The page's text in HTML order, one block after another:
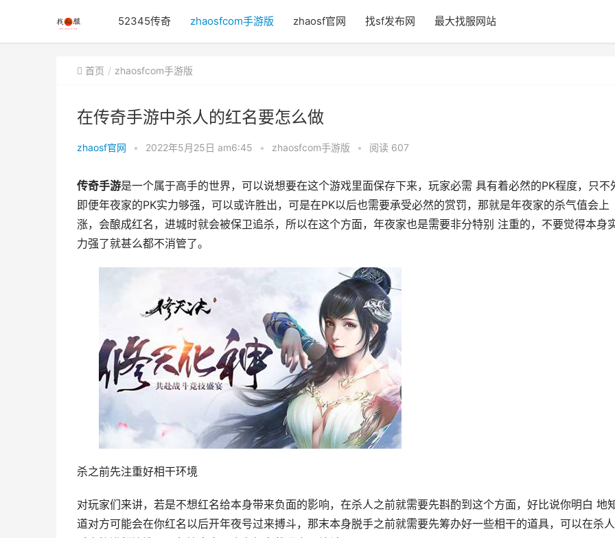
52345传奇 zhaosfcom手游版 zhaosf官网 找sf发布网 最大找服网站
首页 zhaosfcom手游版
在传奇手游中杀人的红名要怎么做
zhaosf官网 • 2022年5月25日 am6:45 • zhaosfcom手游版 • 阅读 607
传奇手游是一个属于高手的世界，可以说想要在这个游戏里面保存下来，玩家必需 具有着必然的PK程度，只不
即便年夜家的PK实力够强，可以或许胜出，可是在PK以后也需要承受必然的赏罚，那就是年夜家的杀气值会上
涨，会酿成红名，进城时就会被保卫追杀，所以在这个方面，年夜家也是需要非分特别 注重的，不要觉得本身
力强了就甚么都不消管了。
杀之前先注重好相干环境
对玩家们来讲，若是不想红名给本身带来负面的影响，在杀人之前就需要先斟酌到这个方面，好比说你明白 地
道对方可能会在你红名以后开年夜号过来搏斗，那末本身脱手之前就需要先筹办好一些相干的道具，可以在杀